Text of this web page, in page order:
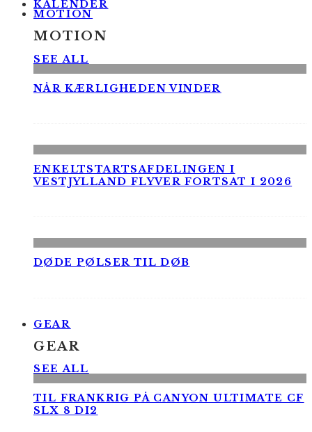
KALENDER
MOTION
MOTION
SEE ALL
NÅR KÆRLIGHEDEN VINDER
ENKELTSTARTSAFDELINGEN I
VESTJYLLAND FLYVER FORTSAT I 2026
DØDE PØLSER TIL DØB
GEAR
GEAR
SEE ALL
TIL FRANKRIG PÅ CANYON ULTIMATE CF
SLX 8 DI2